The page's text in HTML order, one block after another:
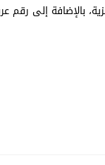
بواقع ذهبية وفضية وبرونزية،